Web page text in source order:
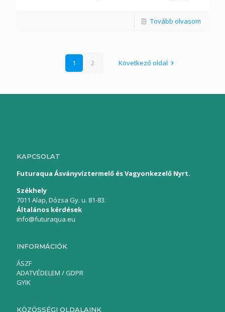
Tovább olvasom
1 2 Következő oldal
KAPCSOLAT
Futuraqua Ásványvíztermelő és Vagyonkezelő Nyrt.
Székhely
7011 Alap, Dózsa Gy. u. 81-83.
Általános kérdések
info@futuraqua.eu
INFORMÁCIÓK
ÁSZF
ADATVÉDELEM / GDPR
GYIK
KÖZÖSSÉGI OLDALAINK